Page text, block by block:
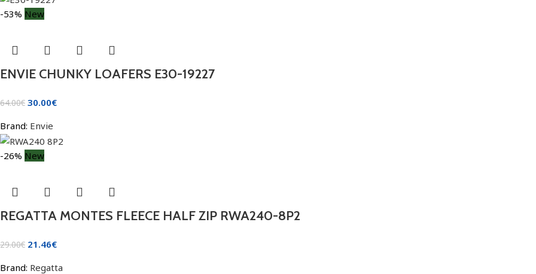
-53% New
ENVIE CHUNKY LOAFERS E30-19227
64.00€ 30.00€
Brand: Envie
-26% New
REGATTA MONTES FLEECE HALF ZIP RWA240-8P2
29.00€ 21.46€
Brand: Regatta